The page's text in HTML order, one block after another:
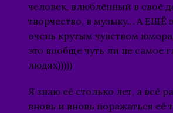
человек, влюблённый в своё
творчество, в музыку… А ЕЩЁ
очень крутым чувством
это вообще чуть ли не самое
людях)))))
Я знаю её столько лет, а всё
вновь и вновь поражаться её